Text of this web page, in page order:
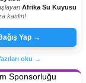
Afrika Su Kuyusu
katılın!
Yap →
oku →